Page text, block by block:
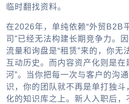
临时翻找资料。
在2026年，单纯依赖“外贸B2B
司”已经无法构建长期竞争力。
流量和询盘是“租赁”来的，你无
互动历史。而内容资产化则是在
河”。当你把每一次与客户的沟
识，你的团队就不再是单打独斗
化的知识库之上。新人入职后，